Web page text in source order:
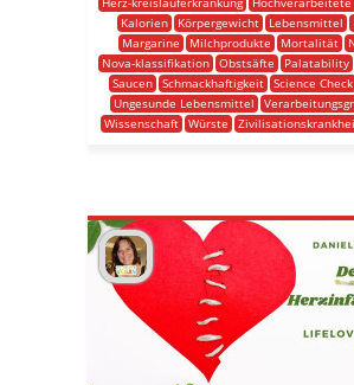
Kalorien
Körpergewicht Lebensmittel
Margarine
Milchprodukte Mortalität
Nova-klassifikation
Obstsäfte Palatability
Saucen Schmackhaftigkeit Science Check
Ungesunde Lebensmittel
Wissenschaft
Würste